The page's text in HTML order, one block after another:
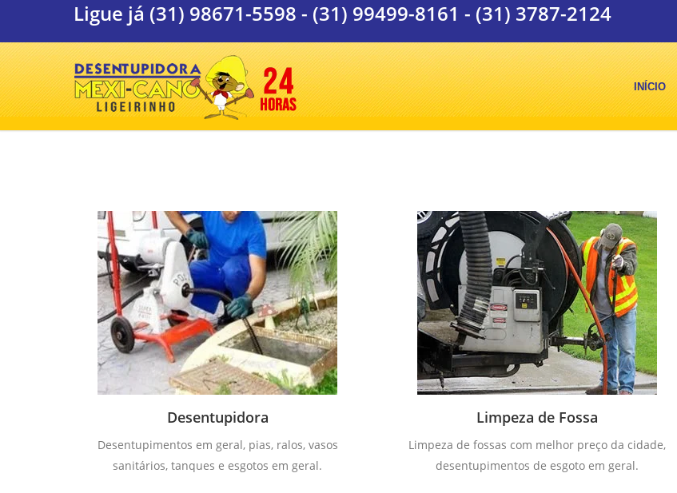
Ligue já (31) 98671-5598 - (31) 99499-8161 - (31) 3787-2124
INÍCIO
Desentupidora
Desentupimentos em geral, pias, ralos, vasos
sanitários, tanques e esgotos em geral.
Limpeza de Fossa
Limpeza de fossas com melhor preço da cidade,
desentupimentos de esgoto em geral.